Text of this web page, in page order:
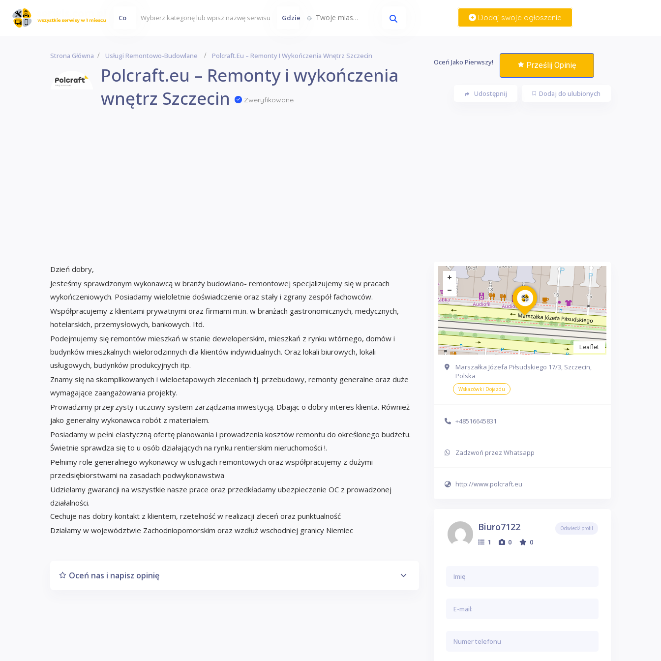
Co Gdzie Twoje miasto... Dodaj swoje ogłoszenie
Strona Główna Usługi Remontowo-Budowlane Polcraft.eu – Remonty I Wykończenia Wnętrz Szczecin
Polcraft.eu – Remonty i wykończenia
wnętrz Szczecin
Zweryfikowane
Oceń Jako Pierwszy! Prześlij Opinię
Dodaj do ulubionych
Udostępnij
Dzień dobry,
Jesteśmy sprawdzonym wykonawcą w branży budowlano- remontowej specjalizujemy się w pracach
wykończeniowych. Posiadamy wieloletnie doświadczenie oraz stały i zgrany zespół fachowców.
Współpracujemy z klientami prywatnymi oraz firmami m.in. w branżach gastronomicznych, medycznych,
hotelarskich, przemysłowych, bankowych. Itd.
Podejmujemy się remontów mieszkań w stanie deweloperskim, mieszkań z rynku wtórnego, domów i
budynków mieszkalnych wielorodzinnych dla klientów indywidualnych. Oraz lokali biurowych, lokali
usługowych, budynków produkcyjnych itp.
Znamy się na skomplikowanych i wieloetapowych zleceniach tj. przebudowy, remonty generalne oraz duże
wymagające zaangażowania projekty.
Prowadzimy przejrzysty i uczciwy system zarządzania inwestycją. Dbając o dobry interes klienta. Również
jako generalny wykonawca robót z materiałem.
Posiadamy w pełni elastyczną ofertę planowania i prowadzenia kosztów remontu do określonego budżetu.
Świetnie sprawdza się to u osób działających na rynku rentierskim nieruchomości !.
Pełnimy role generalnego wykonawcy w usługach remontowych oraz współpracujemy z dużymi
przedsiębiorstwami na zasadach podwykonawstwa
Udzielamy gwarancji na wszystkie nasze prace oraz przedkładamy ubezpieczenie OC z prowadzonej
działalności.
Cechuje nas dobry kontakt z klientem, rzetelność w realizacji zleceń oraz punktualność
Działamy w województwie Zachodniopomorskim oraz wzdłuż wschodniej granicy Niemiec
Oceń nas i napisz opinię
Leaflet
Marszałka Józefa Piłsudskiego 17/3, Szczecin,
Polska
Wskazówki Dojazdu
+48516645831
Zadzwoń przez Whatsapp
http://www.polcraft.eu
Biuro7122
1 0 0
Odwiedź profil